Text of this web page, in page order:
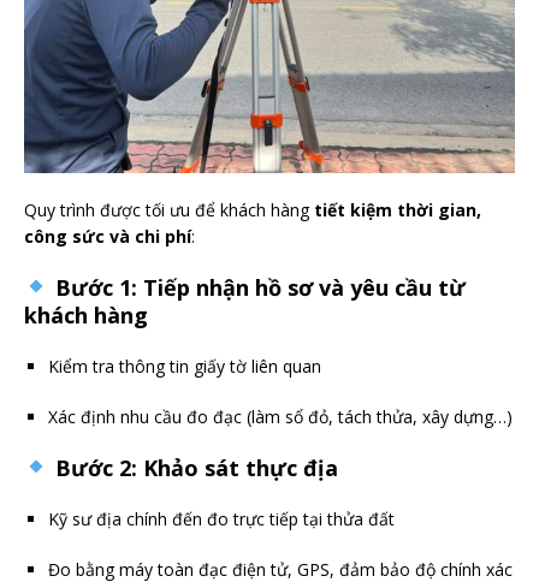
Quy trình được tối ưu để khách hàng tiết kiệm thời gian,
công sức và chi phí:
Bước 1: Tiếp nhận hồ sơ và yêu cầu từ
khách hàng
Kiểm tra thông tin giấy tờ liên quan
Xác định nhu cầu đo đạc (làm sổ đỏ, tách thửa, xây dựng…)
Bước 2: Khảo sát thực địa
Kỹ sư địa chính đến đo trực tiếp tại thửa đất
Đo bằng máy toàn đạc điện tử, GPS, đảm bảo độ chính xác